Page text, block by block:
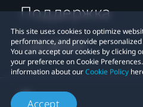
This site uses cookies to optimize
performance, and provide
You can accept our cookies by clicking
your preference on Cookie
information about ourCookie Policy
Accept
Поддержка
Location